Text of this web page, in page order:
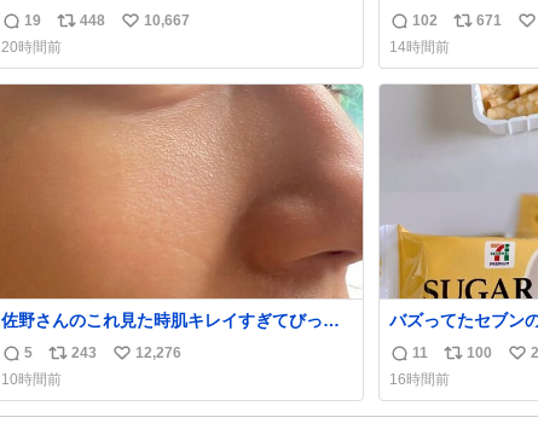
を思い出しながら)
返
信
数
19
リ
ポ
ス
ト
448
い
ね
数
10,667
20時間前
て駅前にコンパク
住ませる考えらし
返
信
数
102
リ
ス
数
671
い
ね
数
14時間前
佐野さんのこれ見た時肌キレイすぎてびっく
りしたし、やはりアイドルって体型･肌管理す
ごすぎる
返
信
数
5
リ
ポ
ス
243
い
ね
12,276
10時間前
バズってたセブン
うますぎて7NOW
返
信
数
11
リ
ポ
ス
100
い
ね
16時間前